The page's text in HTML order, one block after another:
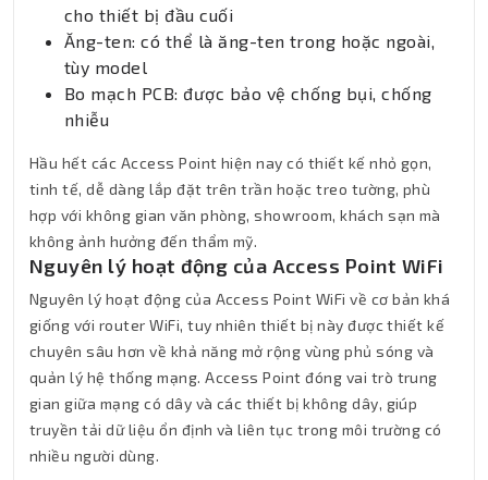
cho thiết bị đầu cuối
Ăng-ten: có thể là ăng-ten trong hoặc ngoài,
tùy model
Bo mạch PCB: được bảo vệ chống bụi, chống
nhiễu
Hầu hết các Access Point hiện nay có thiết kế nhỏ gọn,
tinh tế, dễ dàng lắp đặt trên trần hoặc treo tường, phù
hợp với không gian văn phòng, showroom, khách sạn mà
không ảnh hưởng đến thẩm mỹ.
Nguyên lý hoạt động của Access Point WiFi
Nguyên lý hoạt động của Access Point WiFi về cơ bản khá
giống với router WiFi, tuy nhiên thiết bị này được thiết kế
chuyên sâu hơn về khả năng mở rộng vùng phủ sóng và
quản lý hệ thống mạng. Access Point đóng vai trò trung
gian giữa mạng có dây và các thiết bị không dây, giúp
truyền tải dữ liệu ổn định và liên tục trong môi trường có
nhiều người dùng.